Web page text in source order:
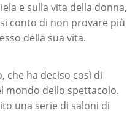
e sulla vita della donna,
conto di non provare più
della sua vita.
che ha deciso così di
mondo dello spettacolo.
una serie di saloni di